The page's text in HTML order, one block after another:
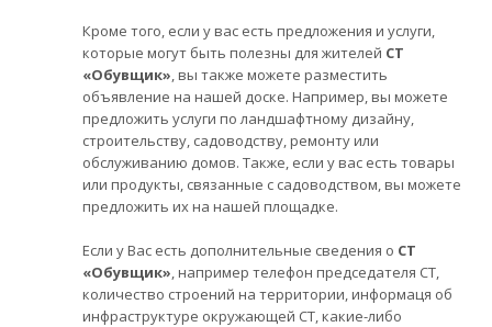
Кроме того, если у вас есть предложения и услуги,
которые могут быть полезны для жителей СТ
«Обувщик», вы также можете разместить
объявление на нашей доске. Например, вы можете
предложить услуги по ландшафтному дизайну,
строительству, садоводству, ремонту или
обслуживанию домов. Также, если у вас есть товары
или продукты, связанные с садоводством, вы можете
предложить их на нашей площадке.
Если у Вас есть дополнительные сведения о СТ
«Обувщик», например телефон председателя СТ,
количество строений на территории, информаця об
инфраструктуре окружающей СТ, какие-либо